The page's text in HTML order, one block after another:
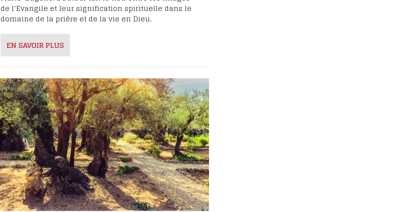
de l’Evangile et leur signification spirituelle dans le
domaine de la prière et de la vie en Dieu.
EN SAVOIR PLUS